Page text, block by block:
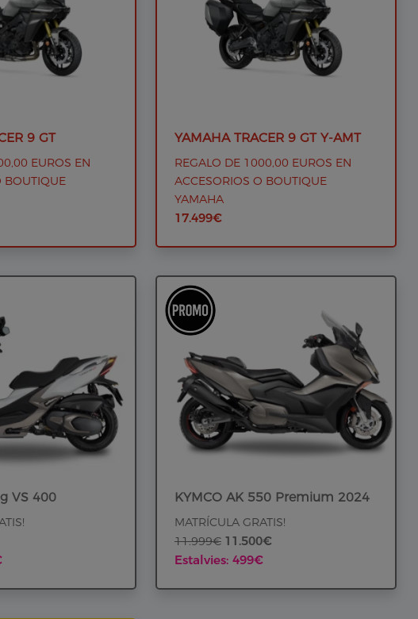
9 GT
EUROS EN
BOUTIQUE
YAMAHA TRACER 9 GT Y-AMT
REGALO DE 1000,00 EUROS EN
ACCESORIOS O BOUTIQUE
YAMAHA
17.499€
VS 400 KYMCO AK 550 Premium 2024
MATRÍCULA GRATIS!
11.999€ 11.500€
Estalvies: 499€